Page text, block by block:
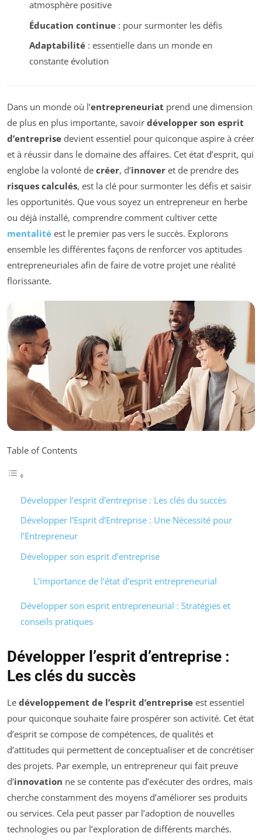
atmosphère positive
Éducation continue: pour surmonter les défis
Adaptabilité: essentielle dans un monde en
constante évolution
Dans un monde où l’entrepreneuriat prend une dimension
de plus en plus importante, savoir développer son esprit
d’entreprise devient essentiel pour quiconque aspire à créer
et à réussir dans le domaine des affaires. Cet état d’esprit, qui
englobe la volonté de créer, d’innover et de prendre des
risques calculés, est la clé pour surmonter les défis et saisir
les opportunités. Que vous soyez un entrepreneur en herbe
ou déjà installé, comprendre comment cultiver cette
mentalité est le premier pas vers le succès. Explorons
ensemble les différentes façons de renforcer vos aptitudes
entrepreneuriales afin de faire de votre projet une réalité
florissante.
Table of Contents
Développer l’esprit d’entreprise : Les clés du succès
Développer l’Esprit d’Entreprise : Une Nécessité pour
l’Entrepreneur
Développer son esprit d’entreprise
L’importance de l’état d’esprit entrepreneurial
Développer son esprit entrepreneurial : Stratégies et
conseils pratiques
Développer l’esprit d’entreprise :
Les clés du succès
Le développement de l’esprit d’entreprise est essentiel
pour quiconque souhaite faire prospérer son activité. Cet état
d’esprit se compose de compétences, de qualités et
d’attitudes qui permettent de conceptualiser et de concrétiser
des projets. Par exemple, un entrepreneur qui fait preuve
d’innovation ne se contente pas d’exécuter des ordres, mais
cherche constamment des moyens d’améliorer ses produits
ou services. Cela peut passer par l’adoption de nouvelles
technologies ou par l’exploration de différents marchés.